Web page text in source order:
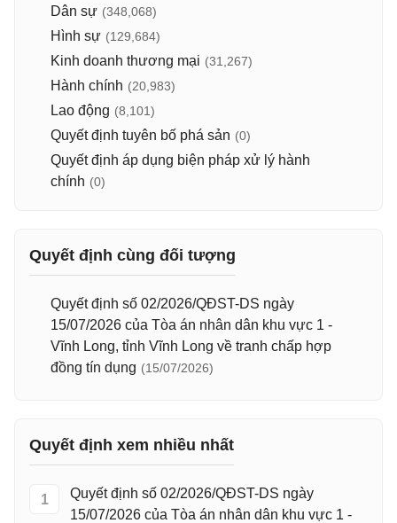
Dân sự (348,068)
Hình sự (129,684)
Kinh doanh thương mại (31,267)
Hành chính (20,983)
Lao động (8,101)
Quyết định tuyên bố phá sản (0)
Quyết định áp dụng biện pháp xử lý hành
chính (0)
Quyết định cùng đối tượng
Quyết định số 02/2026/QĐST-DS ngày
15/07/2026 của Tòa án nhân dân khu vực 1 -
Vĩnh Long, tỉnh Vĩnh Long về tranh chấp hợp
đồng tín dụng (15/07/2026)
Quyết định xem nhiều nhất
1
Quyết định số 02/2026/QĐST-DS ngày
15/07/2026 của Tòa án nhân dân khu vực 1 -